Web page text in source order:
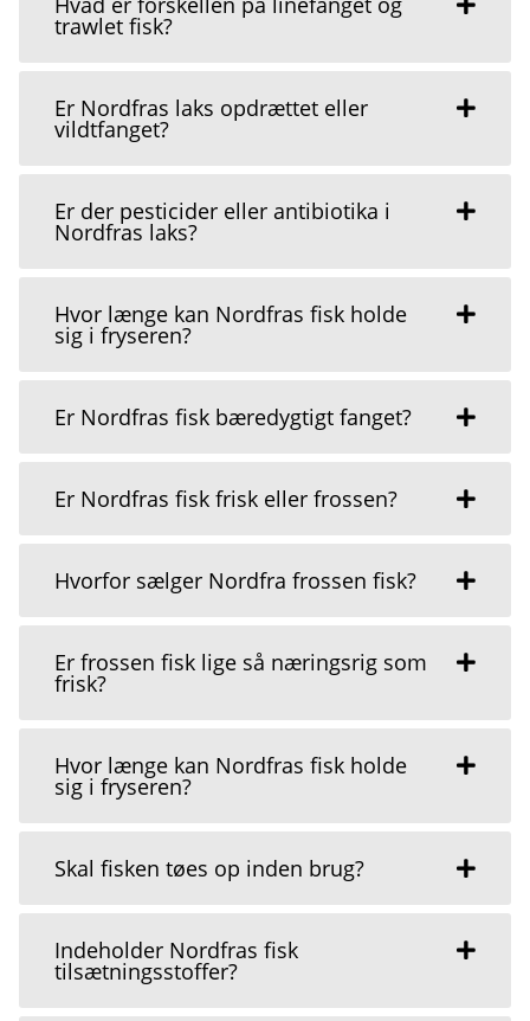
trawlet fisk?
Er Nordfras laks opdrættet eller
vildtfanget?
Er der pesticider eller antibiotika i
Nordfras laks?
Hvor længe kan Nordfras fisk holde
sig i fryseren?
Er Nordfras fisk bæredygtigt fanget?
Er Nordfras fisk frisk eller frossen?
Hvorfor sælger Nordfra frossen fisk?
Er frossen fisk lige så næringsrig som
frisk?
Hvor længe kan Nordfras fisk holde
sig i fryseren?
Skal fisken tøes op inden brug?
Indeholder Nordfras fisk
tilsætningsstoffer?